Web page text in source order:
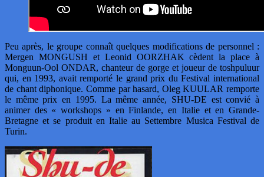
Peu après, le groupe connaît quelques modifications de personnel :
Mergen MONGUSH et Leonid OORZHAK cèdent la place à
Monguun-Ool ONDAR, chanteur de gorge et joueur de toshpuluur
qui, en 1993, avait remporté le grand prix du Festival international
de chant diphonique. Comme par hasard, Oleg KUULAR remporte
le même prix en 1995. La même année, SHU-DE est convié à
animer des « workshops » en Finlande, en Italie et en Grande-
Bretagne et se produit en Italie au Settembre Musica Festival de
Turin.